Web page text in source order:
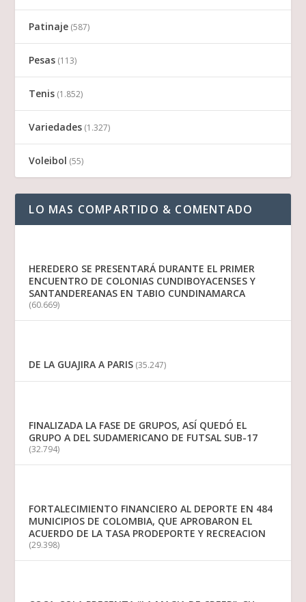
Patinaje (587)
Pesas (113)
Tenis (1.852)
Variedades (1.327)
Voleibol (55)
LO MAS COMPARTIDO & COMENTADO
HEREDERO SE PRESENTARÁ DURANTE EL PRIMER
ENCUENTRO DE COLONIAS CUNDIBOYACENSES Y
SANTANDEREANAS EN TABIO CUNDINAMARCA
(60.669)
DE LA GUAJIRA A PARIS (35.247)
FINALIZADA LA FASE DE GRUPOS, ASÍ QUEDÓ EL
GRUPO A DEL SUDAMERICANO DE FUTSAL SUB-17
(32.794)
FORTALECIMIENTO FINANCIERO AL DEPORTE EN 484
MUNICIPIOS DE COLOMBIA, QUE APROBARON EL
ACUERDO DE LA TASA PRODEPORTE Y RECREACION
(29.398)